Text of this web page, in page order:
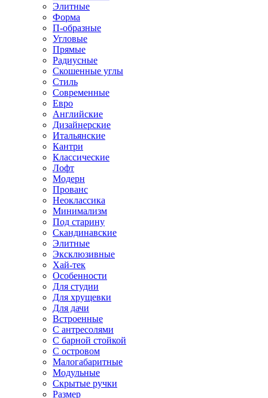
Элитные
Форма
П-образные
Угловые
Прямые
Радиусные
Скошенные углы
Стиль
Современные
Евро
Английские
Дизайнерские
Итальянские
Кантри
Классические
Лофт
Модерн
Прованс
Неоклассика
Минимализм
Под старину
Скандинавские
Элитные
Эксклюзивные
Хай-тек
Особенности
Для студии
Для хрущевки
Для дачи
Встроенные
С антресолями
С барной стойкой
С островом
Малогабаритные
Модульные
Скрытые ручки
Размер